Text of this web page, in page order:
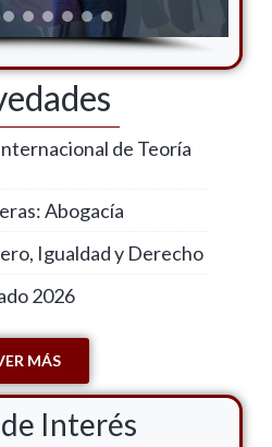
de Teoría
Abogacía
Igualdad y Derecho
2026
MÁS
Interés